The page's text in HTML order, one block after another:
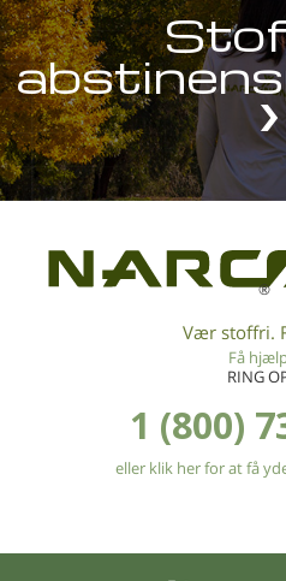
®
Vær stoffri.
Få
RING
1 (800)
eller klik her for at få